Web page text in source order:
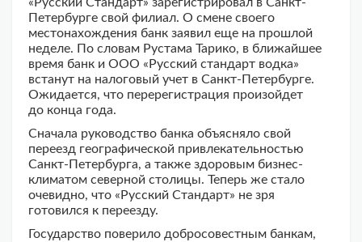
«Русский Стандарт» зарегистрировал в Санкт-
Петербурге свой филиал. О смене своего
местонахождения банк заявил еще на прошлой
неделе. По словам Рустама Тарико, в ближайшее
время банк и ООО «Русский стандарт водка»
встанут на налоговый учет в Санкт-Петербурге.
Ожидается, что перерегистрация произойдет
до конца года.
Сначала руководство банка объясняло свой
переезд географической привлекательностью
Санкт-Петербурга, а также здоровым бизнес-
климатом северной столицы. Теперь же стало
очевидно, что «Русский Стандарт» не зря
готовился к переезду.
Государство поверило добросовестным банкам,